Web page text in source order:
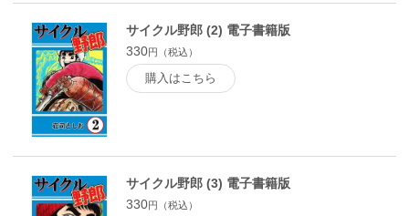
サイクル野郎 (2) 電子書籍版
330円（税込）
購入はこちら
サイクル野郎 (3) 電子書籍版
330円（税込）